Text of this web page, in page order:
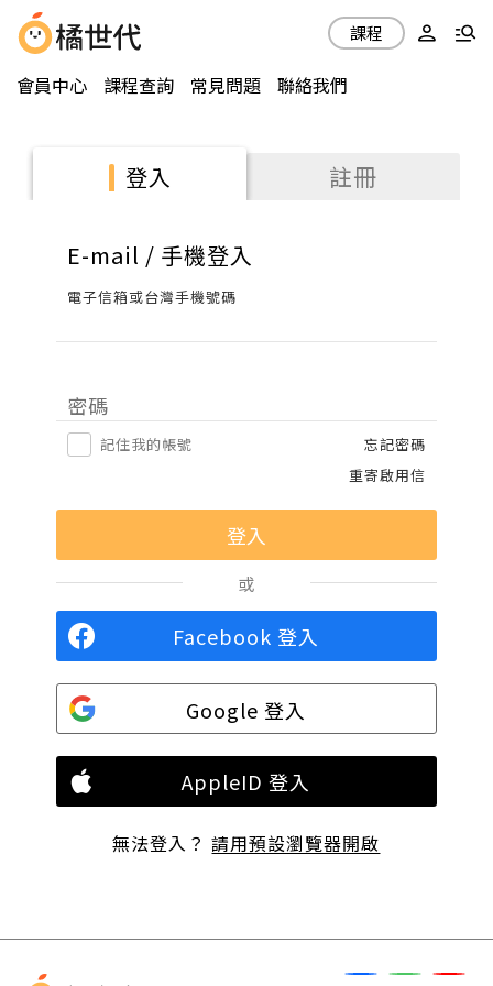
會員中心 課程查詢 常見問題 聯絡我們
課程
登入 註冊
E-mail / 手機登入
電子信箱或台灣手機號碼
密碼
記住我的帳號
忘記密碼
重寄啟用信
或
Facebook 登入
Google 登入
AppleID 登入
無法登入？請用預設瀏覽器開啟